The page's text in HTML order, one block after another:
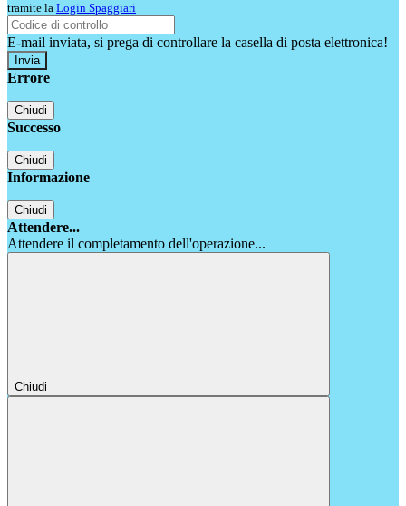
tramite la Login Spaggiari
E-mail inviata, si prega di controllare la casella di posta elettronica!
Errore
Chiudi
Successo
Chiudi
Informazione
Chiudi
Attendere...
Attendere il completamento dell'operazione...
Chiudi